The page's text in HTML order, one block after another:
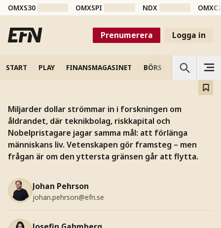
OMXS30 OMXSPI NDX
Prenumerera Logga in
START PLAY FINANSMAGASINET BÖRS VETENSKAP
FÖRDJUPNING
Jakten på evigt liv
Forskningen går framåt men döden håller stånd.
Miljarder dollar strömmar in i forskningen om
åldrandet, där teknikbolag, riskkapital och
Nobelpristagare jagar samma mål: att förlänga
människans liv. Vetenskapen gör framsteg – men
frågan är om den yttersta gränsen går att flytta.
Johan Pehrson
johan.pehrson@efn.se